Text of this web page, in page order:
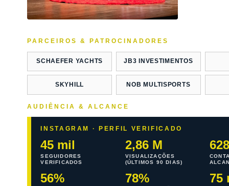
PARCEIROS & PATROCINADORES
SCHAEFER YACHTS JB3 INVESTIMENTOS
SKYHILL NOB MULTISPORTS
AUDIÊNCIA & ALCANCE
INSTAGRAM · PERFIL VERIFICADO
45 mil
SEGUIDORES
VERIFICADOS
2,86 M
VISUALIZAÇÕES
(ÚLTIMOS 90 DIAS)
56% 78% 75